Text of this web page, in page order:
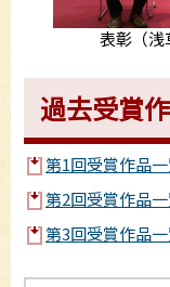
表彰（浅
過去受賞
第1回受賞作品一
第2回受賞作品一
第3回受賞作品一